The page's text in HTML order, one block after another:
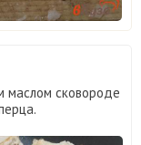
маслом сковороде